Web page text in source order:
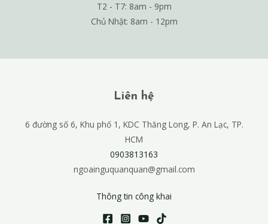
T2 - T7: 8am - 9pm
Chủ Nhật: 8am - 12pm
Liên hệ
6 đường số 6, Khu phố 1, KDC Thăng Long, P. An Lạc, TP.
HCM
0903813163
ngoainguquanquan@gmail.com
Thông tin công khai